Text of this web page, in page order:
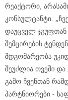
რეაქტორი,
კონსულტანტი.
დაუცველ
შემცირების
მდგომარეობა
შეუძლია თვეში
გამო ჩვენთან
პარტნიორები -